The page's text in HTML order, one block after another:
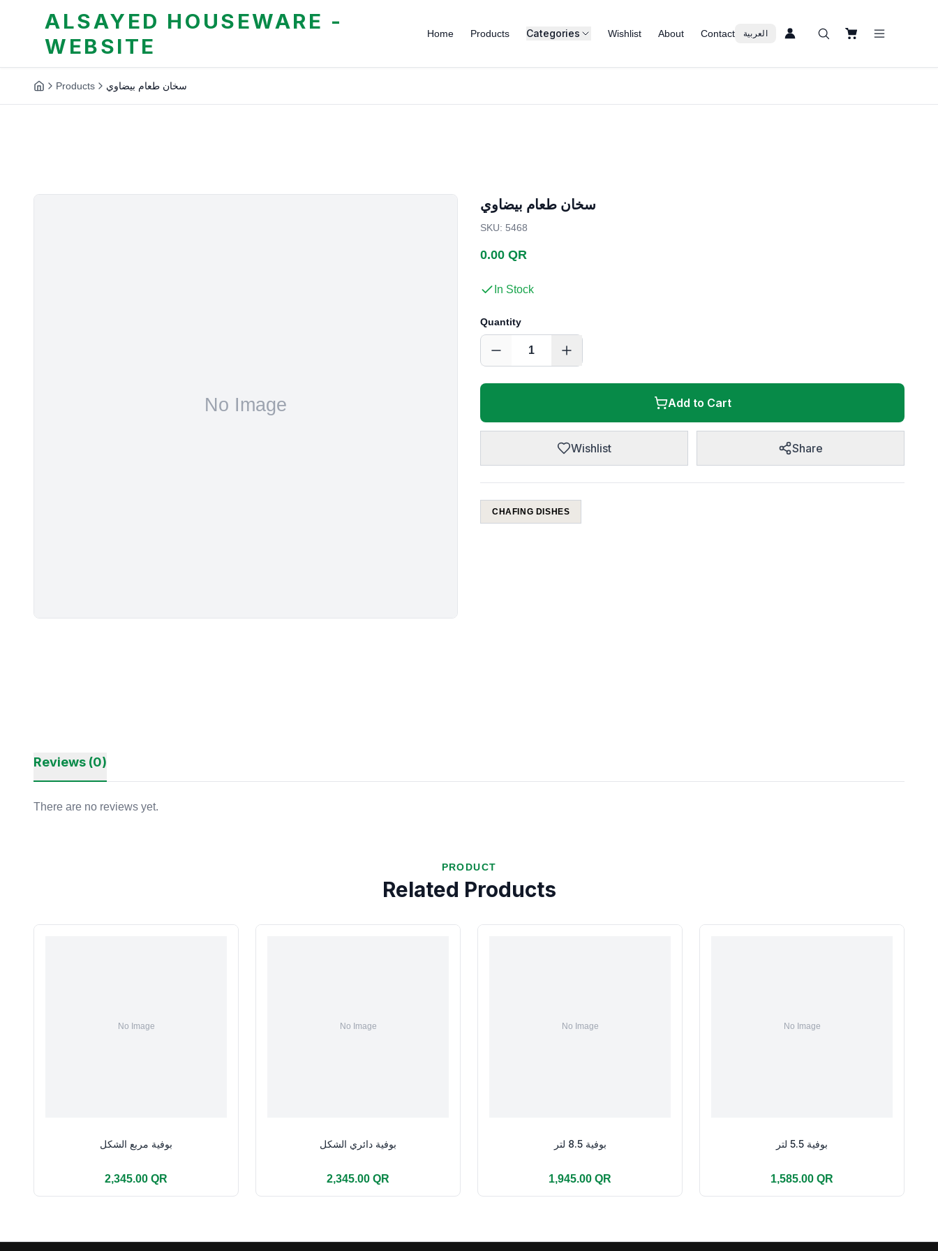
ALSAYED HOUSEWARE -
WEBSITE
Home Products Categories Wishlist About Contact العربية
Products سخان طعام بيضاوي
سخان طعام بيضاوي
SKU: 5468
0.00 QR
In Stock
Quantity
1
Add to Cart
Wishlist Share
CHAFING DISHES
Reviews (0)
There are no reviews yet.
PRODUCT
Related Products
بوفية مربع الشكل
2,345.00 QR
بوفية دائري الشكل
2,345.00 QR
بوفية 8.5 لتر
1,945.00 QR
بوفية 5.5 لتر
1,585.00 QR